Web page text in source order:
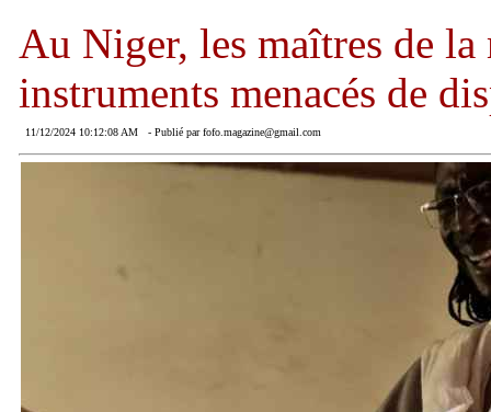
Au Niger, les maîtres de
instruments menacés de
11/12/2024 10:12:08 AM - Publié par fofo.magazine@gmail.com